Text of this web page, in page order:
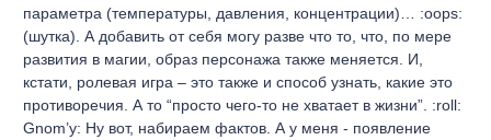
параметра (температуры, давления, концентрации)… :oops:
(шутка). А добавить от себя могу разве что то, что, по мере
развития в магии, образ персонажа также меняется. И,
кстати, ролевая игра – это также и способ узнать, какие это
противоречия. А то “просто чего-то не хватает в жизни”. :roll:
Gnom’у: Ну вот, набираем фактов. А у меня - появление